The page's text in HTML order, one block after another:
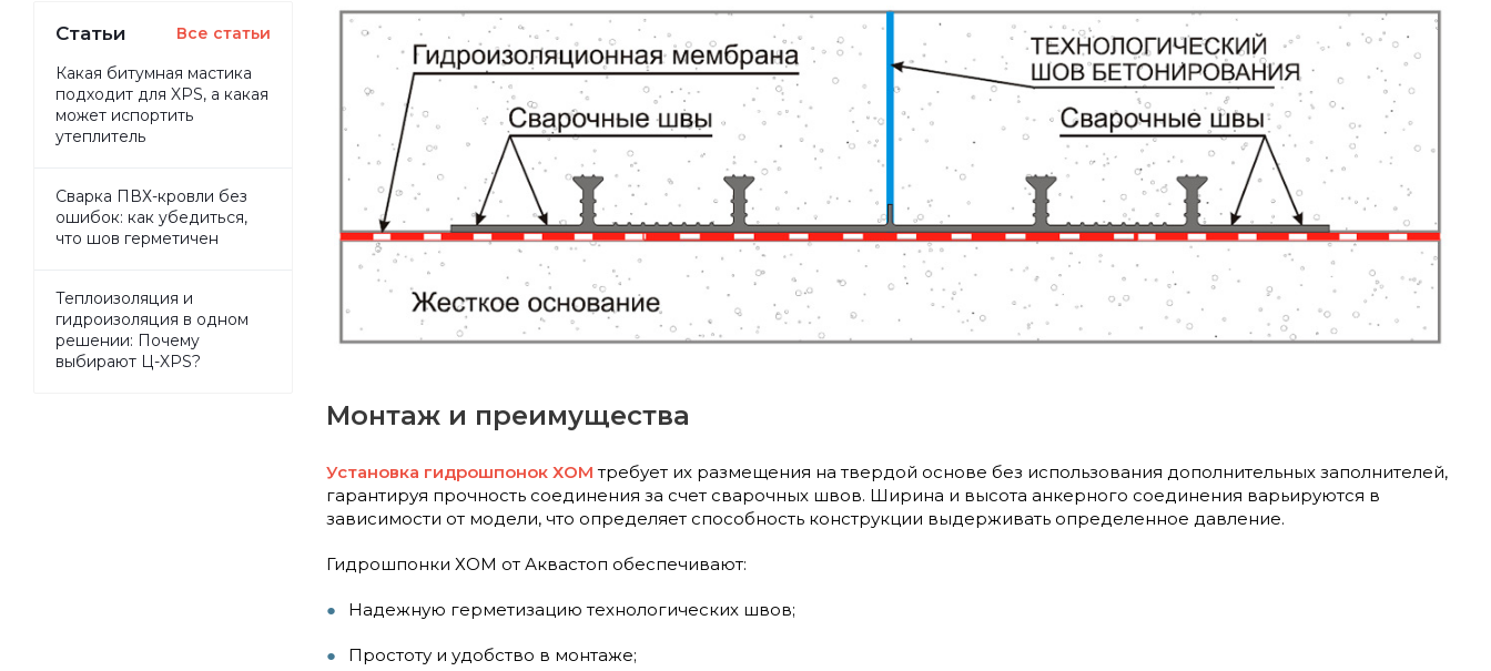
Монтаж и преимущества
Установка гидрошпонок ХОМ требует их размещения на твердой основе без использования дополнительных заполнителей,
гарантируя прочность соединения за счет сварочных швов. Ширина и высота анкерного соединения варьируются в
зависимости от модели, что определяет способность конструкции выдерживать определенное давление.
Гидрошпонки ХОМ от Аквастоп обеспечивают:
Надежную герметизацию технологических швов;
Простоту и удобство в монтаже;
Статьи Все статьи
Какая битумная мастика
подходит для XPS, а какая
может испортить
утеплитель
Сварка ПВХ-кровли без
ошибок: как убедиться,
что шов герметичен
Теплоизоляция и
гидроизоляция в одном
решении: Почему
выбирают Ц-XPS?